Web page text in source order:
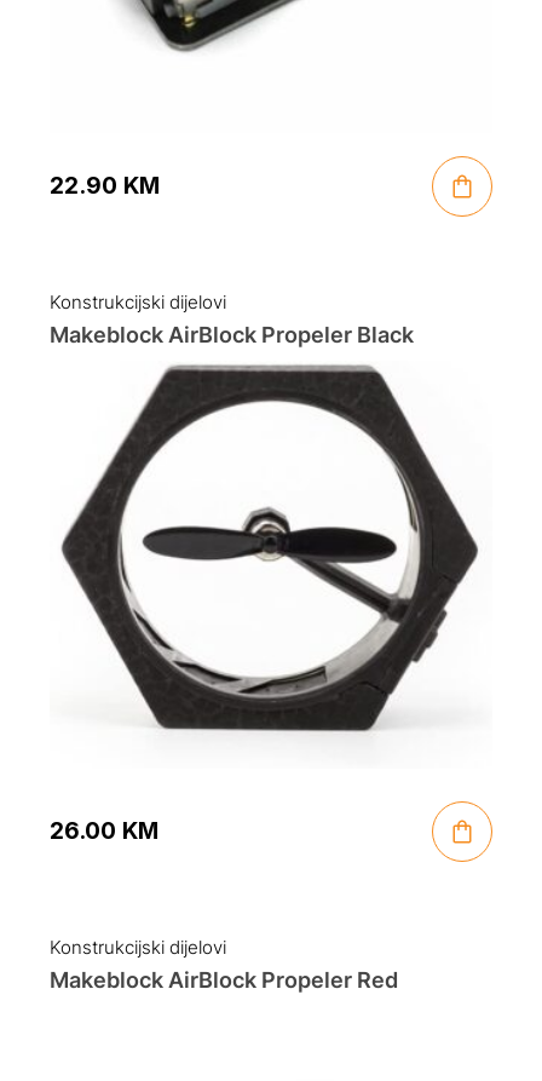
22.90 KM
Konstrukcijski dijelovi
Makeblock AirBlock Propeler Black
26.00 KM
Konstrukcijski dijelovi
Makeblock AirBlock Propeler Red